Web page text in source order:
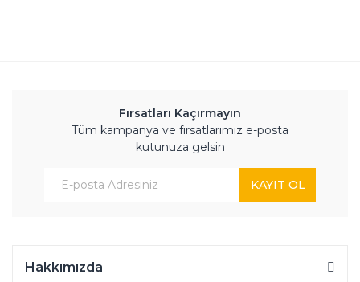
Fırsatları Kaçırmayın
Tüm kampanya ve fırsatlarımız e-posta
kutunuza gelsin
KAYIT OL
Hakkımızda